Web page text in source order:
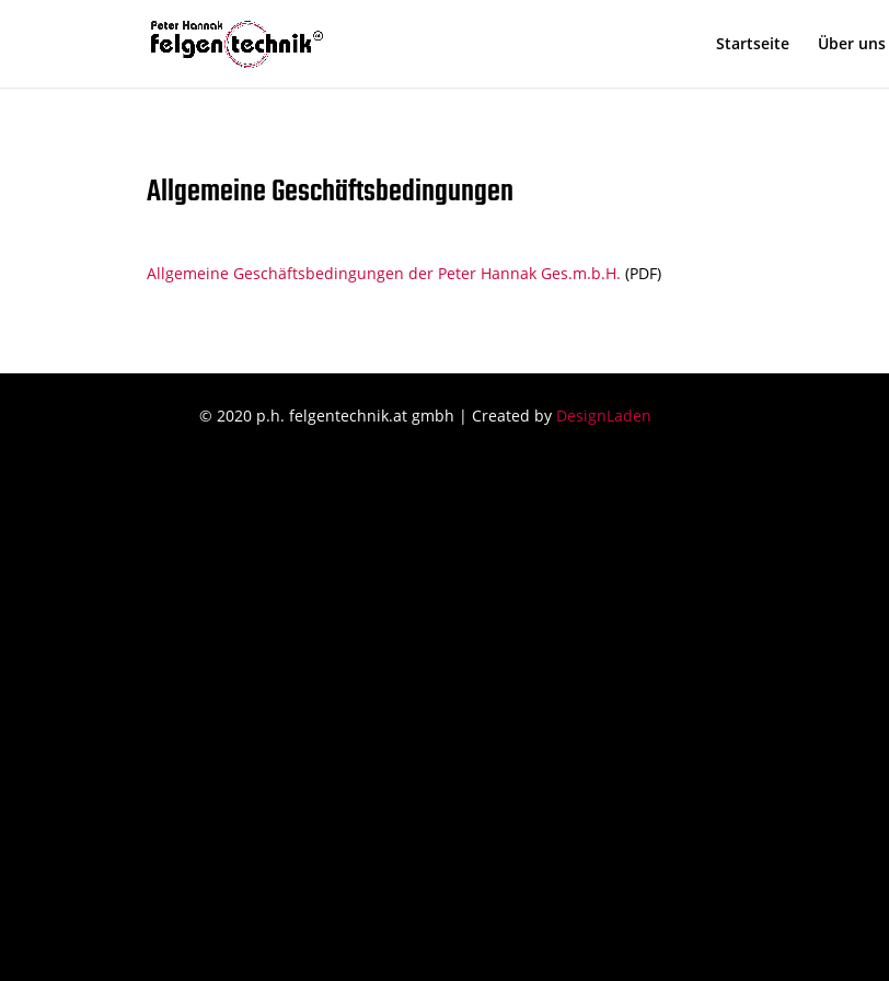
Startseite Über uns
Allgemeine Geschäftsbedingungen
Allgemeine Geschäftsbedingungen der Peter Hannak Ges.m.b.H. (PDF)
© 2020 p.h. felgentechnik.at gmbh | Created by DesignLaden